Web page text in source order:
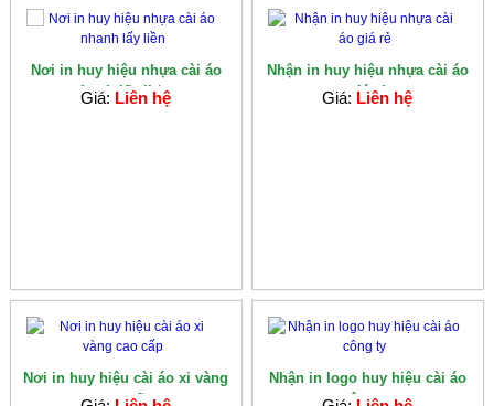
Nơi in huy hiệu nhựa cài áo
nhanh lấy li�...
Giá: Liên hệ
Nhận in huy hiệu nhựa cài áo
giá rẻ
Giá: Liên hệ
Nơi in huy hiệu cài áo xi vàng
cao cấp
Nhận in logo huy hiệu cài áo
công ty